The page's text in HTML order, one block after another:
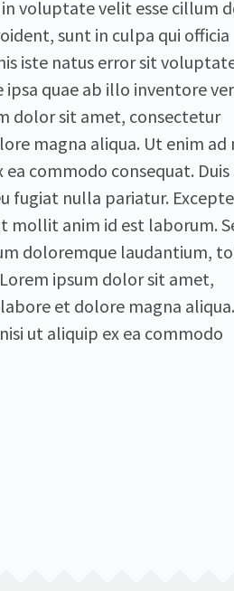
voluptate velit esse cillum
sunt in culpa qui officia
iste natus error sit
quae ab illo inventore
dolor sit amet, consectetur
magna aliqua. Ut enim ad
commodo consequat.
fugiat nulla pariatur.
mollit anim id est laborum.
doloremque laudantium,
ipsum dolor sit amet,
et dolore magna
ut aliquip ex ea commodo